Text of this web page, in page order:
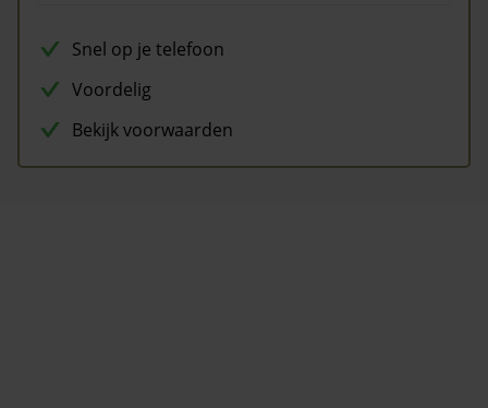
Snel op je telefoon
Voordelig
Bekijk voorwaarden